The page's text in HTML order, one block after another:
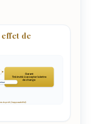
effet de
Garant
Tiré invité à accepter la lettre
de change
du prêt (inopposabilité).